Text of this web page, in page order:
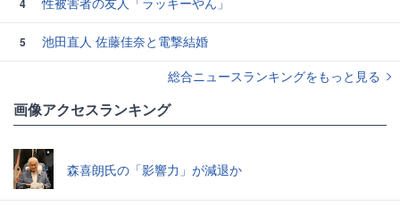
4
5
池田直人 佐藤佳奈と電撃結婚
総合ニュースランキングをもっと見る
画像アクセスランキング
森喜朗氏の「影響力」が減退か